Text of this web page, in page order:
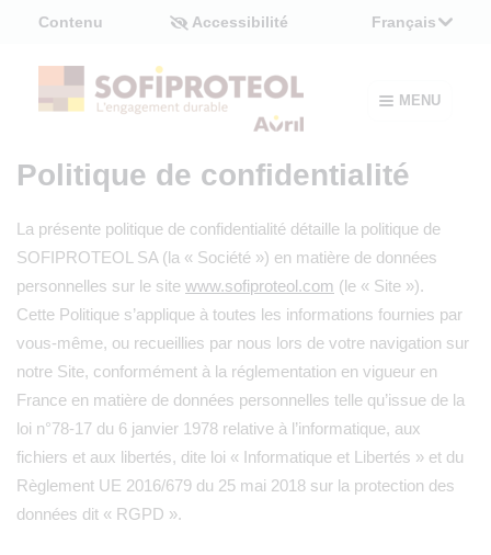
Contenu Accessibilité Français
MENU
Politique de confidentialité
La présente politique de confidentialité détaille la politique de
SOFIPROTEOL SA (la « Société ») en matière de données
personnelles sur le site www.sofiproteol.com (le « Site »).
Cette Politique s’applique à toutes les informations fournies par
vous-même, ou recueillies par nous lors de votre navigation sur
notre Site, conformément à la réglementation en vigueur en
France en matière de données personnelles telle qu’issue de la
loi n°78-17 du 6 janvier 1978 relative à l’informatique, aux
fichiers et aux libertés, dite loi « Informatique et Libertés » et du
Règlement UE 2016/679 du 25 mai 2018 sur la protection des
données dit « RGPD ».